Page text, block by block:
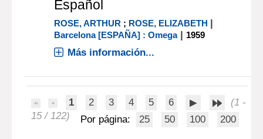
Español
ROSE, ARTHUR ; ROSE, ELIZABETH |
Barcelona [ESPAÑA] : Omega| 1959
Más información...
1 2 3 4 5 6
(1 -
15 / 122)
Por página: 25 50 100 200